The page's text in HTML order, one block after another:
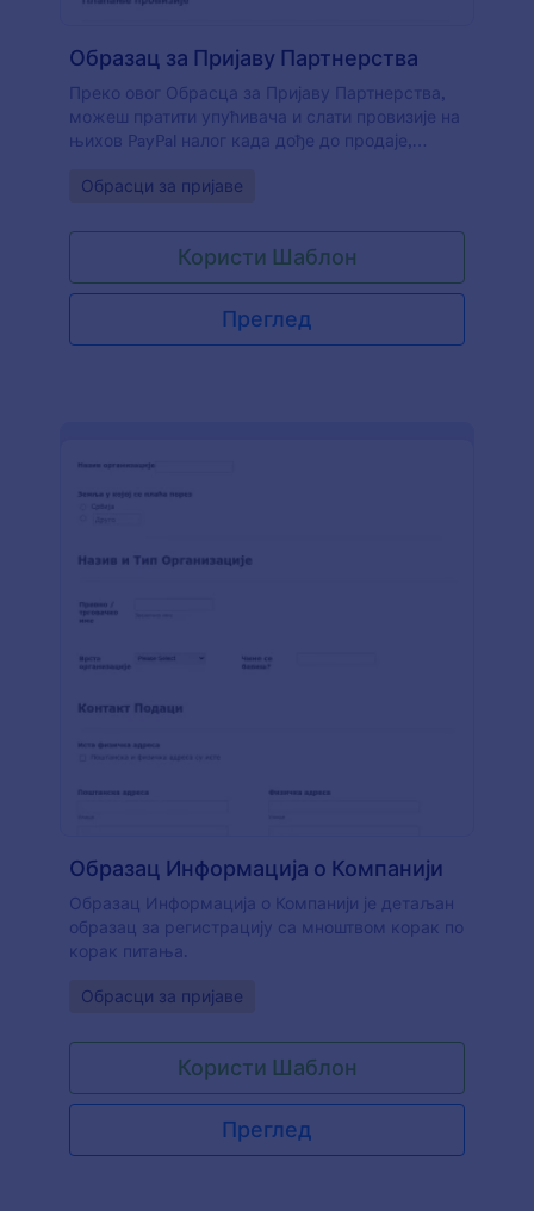
Образац за Пријаву Партнерства
Преко овог Обрасца за Пријаву Партнерства,
можеш пратити упућивача и слати провизије на
њихов PayPal налог када дође до продаје,
података подносиоца и имејл адресе PayPal
различитим Jotform алатима и интеграцијама и
да га уградиш у свој веб сајт или да га
користиш као самостални образац.
Go to Category:
Обрасци за пријаве
Користи Шаблон
Преглед
Образац Информација о Компанији
Образац Информација о Компанији је детаљан
образац за регистрацију са мноштвом корак по
корак питања.
Go to Category:
Обрасци за пријаве
Користи Шаблон
Преглед